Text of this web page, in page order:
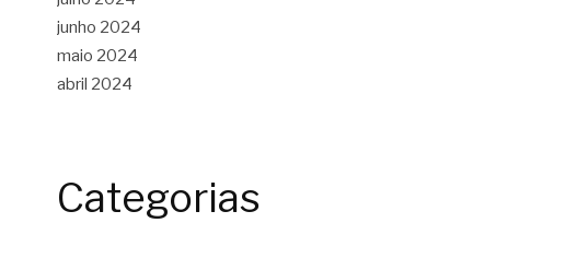
junho 2024
maio 2024
abril 2024
Categorias